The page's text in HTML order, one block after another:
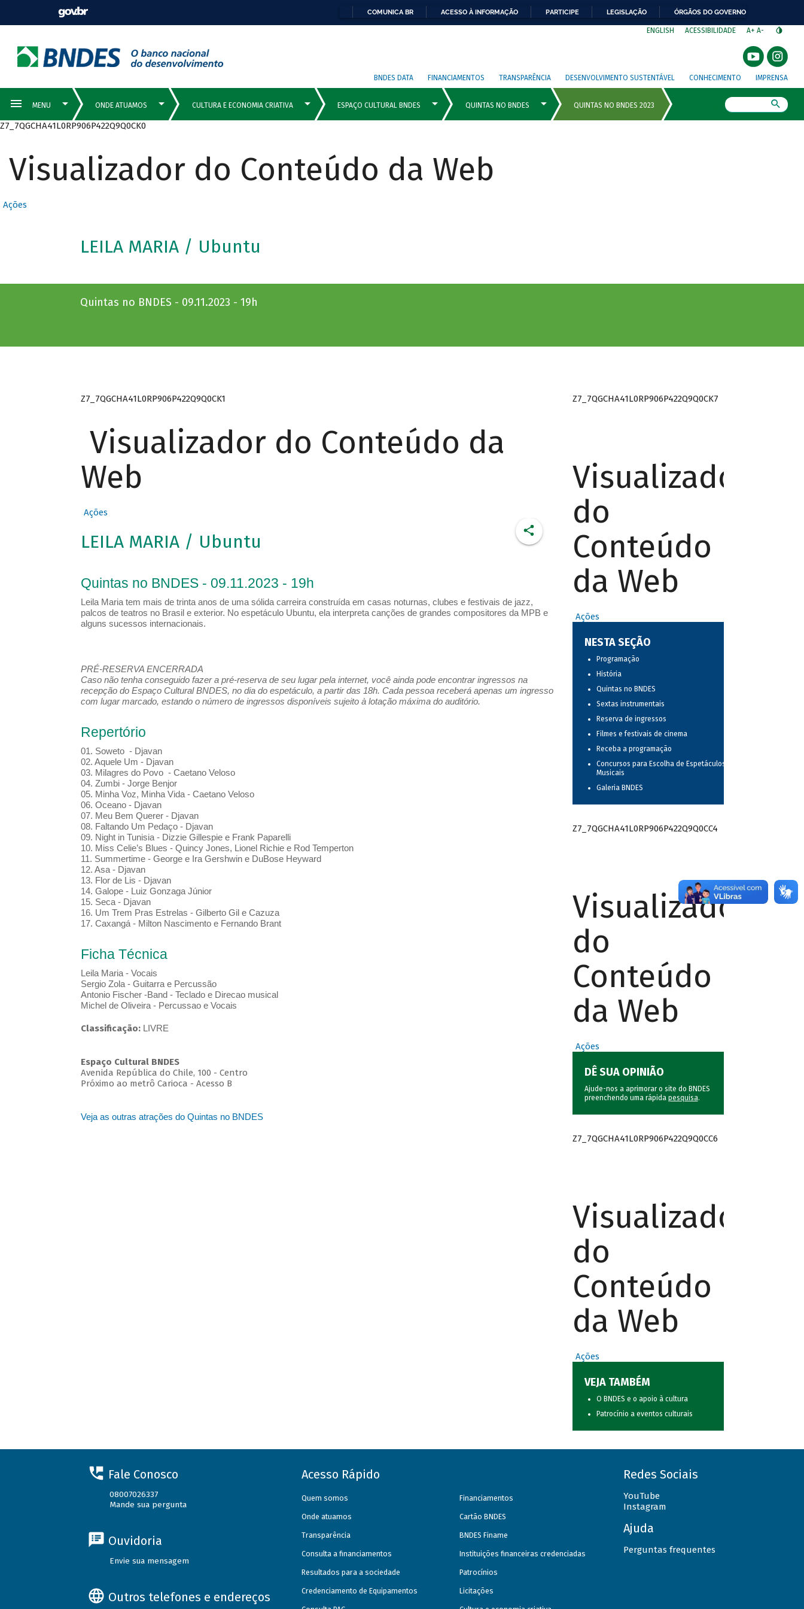
COMUNICA BR ACESSO À INFORMAÇÃO PARTICIPE LEGISLAÇÃO ÓRGÃOS DO GOVERNO
ENGLISH ACESSIBILIDADE A+ A-
BNDES DATA FINANCIAMENTOS TRANSPARÊNCIA DESENVOLVIMENTO SUSTENTÁVEL CONHECIMENTO IMPRENSA
Z7_7QGCHA41L0RP906P422Q9Q0CK0
Visualizador do Conteúdo da Web
Ações
LEILA MARIA / Ubuntu
Quintas no BNDES - 09.11.2023 - 19h
Z7_7QGCHA41L0RP906P422Q9Q0CK1
Visualizador do Conteúdo da
Web
Ações
LEILA MARIA / Ubuntu
Quintas no BNDES - 09.11.2023 - 19h
Leila Maria tem mais de trinta anos de uma sólida carreira construída em casas noturnas, clubes e festivais de jazz,
palcos de teatros no Brasil e exterior. No espetáculo Ubuntu, ela interpreta canções de grandes compositores da MPB e
alguns sucessos internacionais.
PRÉ-RESERVA ENCERRADA
Caso não tenha conseguido fazer a pré-reserva de seu lugar pela internet, você ainda pode encontrar ingressos na
recepção do Espaço Cultural BNDES, no dia do espetáculo, a partir das 18h. Cada pessoa receberá apenas um ingresso
com lugar marcado, estando o número de ingressos disponíveis sujeito à lotação máxima do auditório.
Repertório
01. Soweto - Djavan
02. Aquele Um - Djavan
03. Milagres do Povo - Caetano Veloso
04. Zumbi - Jorge Benjor
05. Minha Voz, Minha Vida - Caetano Veloso
06. Oceano - Djavan
07. Meu Bem Querer - Djavan
08. Faltando Um Pedaço - Djavan
09. Night in Tunisia - Dizzie Gillespie e Frank Paparelli
10. Miss Celie’s Blues - Quincy Jones, Lionel Richie e Rod Temperton
11. Summertime - George e Ira Gershwin e DuBose Heyward
12. Asa - Djavan
13. Flor de Lis - Djavan
14. Galope - Luiz Gonzaga Júnior
15. Seca - Djavan
16. Um Trem Pras Estrelas - Gilberto Gil e Cazuza
17. Caxangá - Milton Nascimento e Fernando Brant
Ficha Técnica
Leila Maria - Vocais
Sergio Zola - Guitarra e Percussão
Antonio Fischer -Band - Teclado e Direcao musical
Michel de Oliveira - Percussao e Vocais
Classificação: LIVRE
Espaço Cultural BNDES
Avenida República do Chile, 100 - Centro
Próximo ao metrô Carioca - Acesso B
Veja as outras atrações do Quintas no BNDES
Z7_7QGCHA41L0RP906P422Q9Q0CK7
Visualizador
do
Conteúdo
da Web
Ações
NESTA SEÇÃO
Programação
História
Quintas no BNDES
Sextas instrumentais
Reserva de ingressos
Filmes e festivais de cinema
Receba a programação
Concursos para Escolha de Espetáculos
Musicais
Galeria BNDES
Z7_7QGCHA41L0RP906P422Q9Q0CC4
Visualizador
do
Conteúdo
da Web
Ações
DÊ SUA OPINIÃO
Ajude-nos a aprimorar o site do BNDES
preenchendo uma rápida pesquisa.
Z7_7QGCHA41L0RP906P422Q9Q0CC6
Visualizador
do
Conteúdo
da Web
Ações
VEJA TAMBÉM
O BNDES e o apoio à cultura
Patrocínio a eventos culturais
Fale Conosco
08007026337
Mande sua pergunta
Ouvidoria
Envie sua mensagem
Outros telefones e endereços
Acesso Rápido
Quem somos
Onde atuamos
Transparência
Consulta a financiamentos
Resultados para a sociedade
Credenciamento de Equipamentos
Financiamentos
Cartão BNDES
BNDES Finame
Instituições financeiras credenciadas
Patrocínios
Licitações
Redes Sociais
YouTube
Instagram
Ajuda
Perguntas frequentes